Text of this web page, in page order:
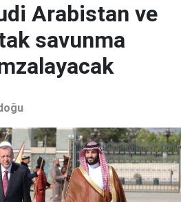
Arabistan ve
savunma